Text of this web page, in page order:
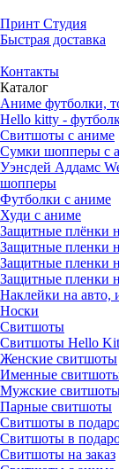
Принт Студия
Быстрая доставка
Контакты
Каталог
Аниме футболки,
Hello kitty -
Свитшоты с аниме
Сумки шопперы с
Уэнсдей Аддамс
шопперы
Футболки с аниме
Худи с аниме
Защитные плёнки
Защитные пленки
Защитные пленки
Защитные пленки
Наклейки на авто,
Носки
Свитшоты
Cвитшоты Hello
Женские свитшоты
Именные
Мужские
Парные свитшоты
Свитшоты в
Свитшоты в
Свитшоты на заказ